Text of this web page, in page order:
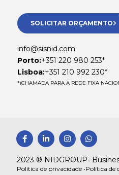
SOLICITAR ORÇAMENTO
info@sisnid.com
Porto:+351 220 980 253*
Lisboa:+351 210 992 230*
*(CHAMADA PARA A REDE FIXA
F
a
c
e
b
o
L
i
n
k
e
d
I
n
s
t
a
g
W
h
a
a
2023 ® NIDGROUP-
Política de privacidade •Política de